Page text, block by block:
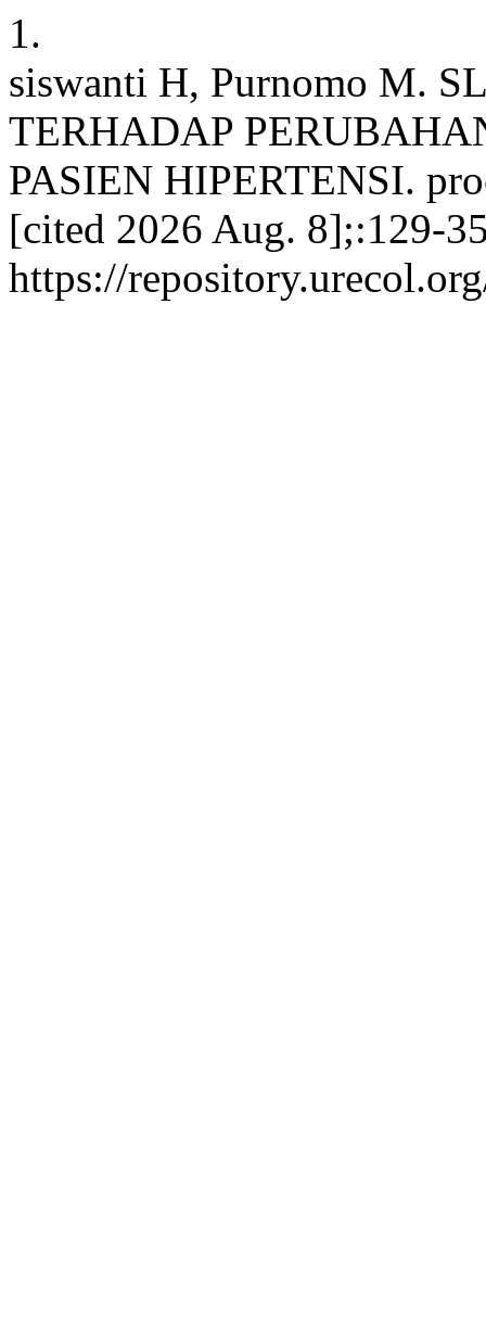
1.
siswanti H, Purnomo M.
TERHADAP
PASIEN HIPERTENSI.
[cited 2026 Aug. 8];:129-
https://